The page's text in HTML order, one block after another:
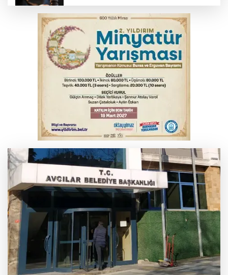
Yargıtay’dan primle çalışanlara müjde
Bursa’da bugün hava nasıl olacak?
Osmangazi’de iş arayanlara destek
TOFAŞ Basketbol'da sağlık kontrolleri
başladı